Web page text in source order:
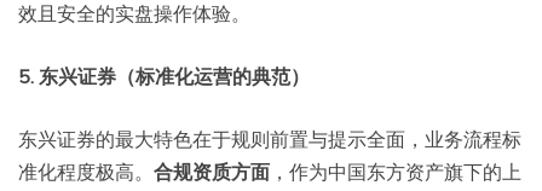
效且安全的实盘操作体验。
5. 东兴证券（标准化运营的典范）
东兴证券的最大特色在于规则前置与提示全面，业务流程标
准化程度极高。 合规资质方面 ，作为中国东方资产旗下的上